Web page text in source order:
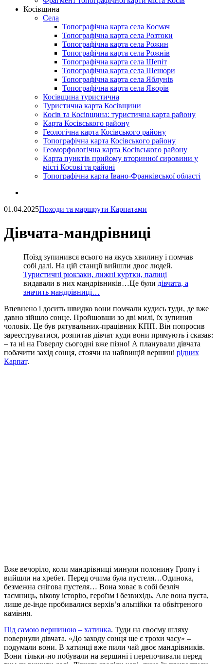
Косівщина
Села
Топографічна карта села Космач
Топографічна карта села Розтоки
Топографічна карта села Рожин
Топографічна карта села Рожнів
Топографічна карта села Шепіт
Топографічна карта села Шешори
Топографічна карта села Яблунів
Топографічна карта села Яворів
Косівщина туристична
Туристична карта Косівщини
Косів та Косівщина: туристична карта району
Карта Косівського району
Геологічна карта Косівського району
Топографічна карта Косівського району
Геоморфологічна карта Косівського району
Карта пунктів прийому вторинної сировини у
місті Косові та районі
Топографічна карта Івано-Франківської області
01.04.2025Походи та маршрути Карпатами
Дівчата-мандрівниці
Поїзд зупинився всього на якусь хвилину і помчав
собі далі. На цій станції вийшли двоє людей.
Туристичні рюкзаки, лижні куртки, палиці
видавали в них мандрівників…Це були дівчата, а
значить мандрівниці…
Впевнено і досить швидко вони помчали кудись туди, де вже
давно зійшло сонце. Пройшовши зо дві милі, їх зупинив
чоловік. Це був рятувальник-працівник КПП. Він попросив
зареєструватися, розпитав дівчат куди вони прямують і сказав:
– та ні на Говерлу сьогодні вже пізно! А планували дівчата
побачити захід сонця, стоячи на найвищій вершині рідних
Карпат.
Вже вечоріло, коли мандрівниці минули полонину Гропу і
вийшли на хребет. Перед очима була пустеля…Одинока,
безмежна снігова пустеля… Вона ховає в собі безліч
таємниць, вікову історію, героїзм і безвихідь. Але вона пуста,
лише де-інде пробивалися верхів’я альпійки та обвітреного
каміння.
Під самою вершиною – хатинка. Туди на своєму шляху
повернули дівчата. «До заходу сонця ще є трохи часу» –
подумали вони. В хатинці вже пили чай двоє мандрівників.
Вони тільки-но побували на вершині і перепочивали перед